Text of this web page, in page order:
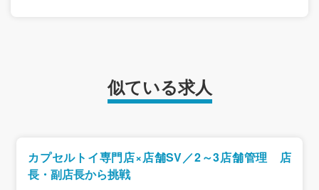
似ている求人
カプセルトイ専門店×店舗SV／2～3店舗管理 店
長・副店長から挑戦